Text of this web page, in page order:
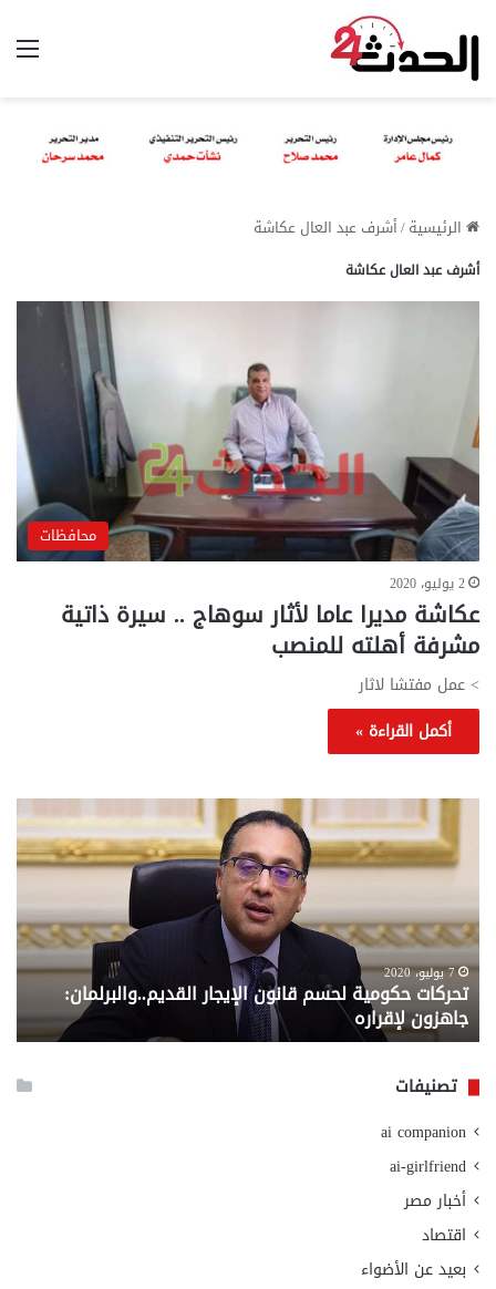
الرئيسية/أشرف عبد العال عكاشة
أشرف عبد العال عكاشة
محافظات
2 يوليو، 2020
عكاشة مديرا عاما لأثار سوهاج .. سيرة ذاتية
مشرفة أهلته للمنصب
> عمل مفتشا لاثار
أكمل القراءة »
تحركات
حكومية
لحسم
قانون
القديم..والبرلمان:
جاهزون
لإقراره
7 يوليو، 2020
تحركات حكومية لحسم قانون الإيجار القديم..والبرلمان:
جاهزون لإقراره
..
من
تصنيفات
ai companion
ai-girlfriend
أخبار مصر
اقتصاد
بعيد عن الأضواء